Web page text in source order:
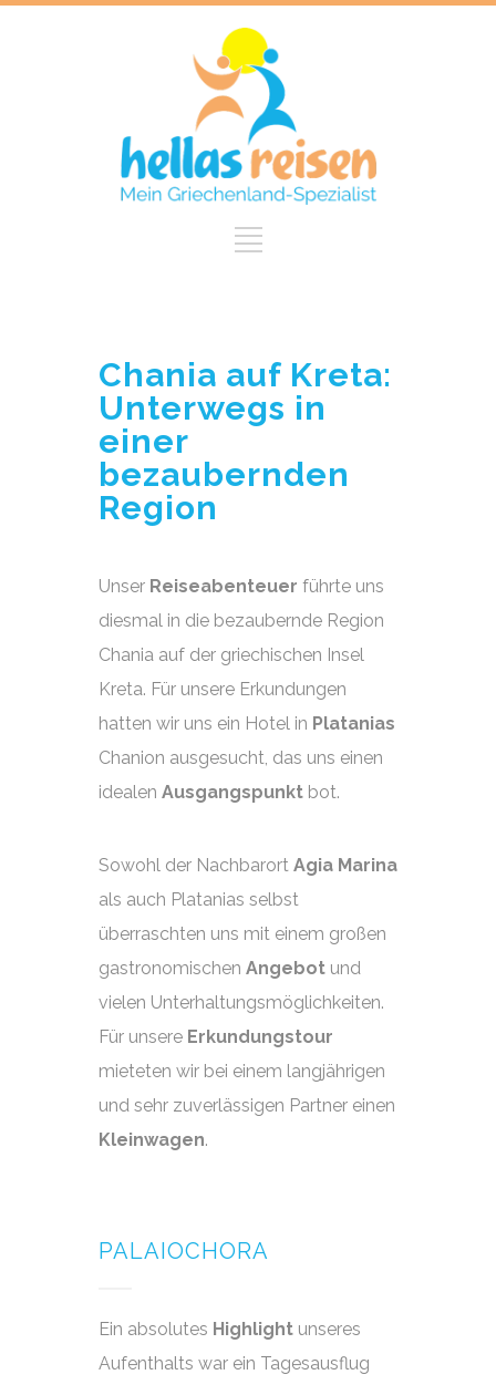
Chania auf Kreta:
Unterwegs in
einer
bezaubernden
Region
Unser Reiseabenteuer führte uns
diesmal in die bezaubernde Region
Chania auf der griechischen Insel
Kreta. Für unsere Erkundungen
hatten wir uns ein Hotel in Platanias
Chanion ausgesucht, das uns einen
idealen Ausgangspunkt bot.
Sowohl der Nachbarort Agia Marina
als auch Platanias selbst
überraschten uns mit einem großen
gastronomischen Angebot und
vielen Unterhaltungsmöglichkeiten.
Für unsere Erkundungstour
mieteten wir bei einem langjährigen
und sehr zuverlässigen Partner einen
Kleinwagen.
PALAIOCHORA
Ein absolutes Highlight unseres
Aufenthalts war ein Tagesausflug